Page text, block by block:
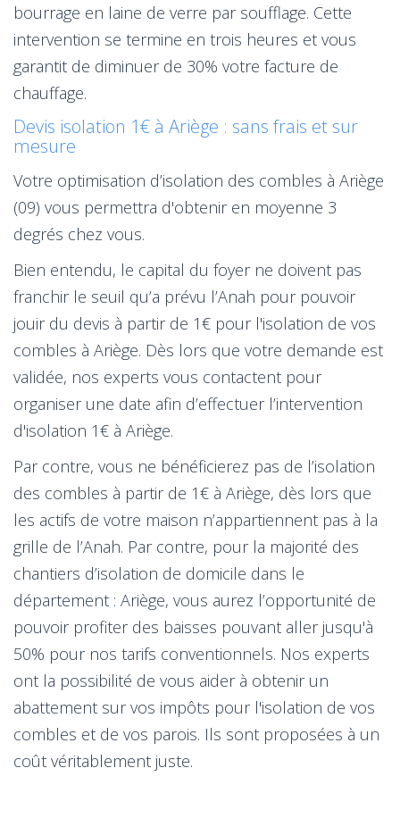
bourrage en laine de verre par soufflage. Cette
intervention se termine en trois heures et vous
garantit de diminuer de 30% votre facture de
chauffage.
Devis isolation 1€ à Ariège : sans frais et sur
mesure
Votre optimisation d’isolation des combles à Ariège
(09) vous permettra d'obtenir en moyenne 3
degrés chez vous.
Bien entendu, le capital du foyer ne doivent pas
franchir le seuil qu’a prévu l’Anah pour pouvoir
jouir du devis à partir de 1€ pour l'isolation de vos
combles à Ariège. Dès lors que votre demande est
validée, nos experts vous contactent pour
organiser une date afin d’effectuer l’intervention
d'isolation 1€ à Ariège.
Par contre, vous ne bénéficierez pas de l’isolation
des combles à partir de 1€ à Ariège, dès lors que
les actifs de votre maison n’appartiennent pas à la
grille de l’Anah. Par contre, pour la majorité des
chantiers d’isolation de domicile dans le
département : Ariège, vous aurez l’opportunité de
pouvoir profiter des baisses pouvant aller jusqu'à
50% pour nos tarifs conventionnels. Nos experts
ont la possibilité de vous aider à obtenir un
abattement sur vos impôts pour l'isolation de vos
combles et de vos parois. Ils sont proposées à un
coût véritablement juste.